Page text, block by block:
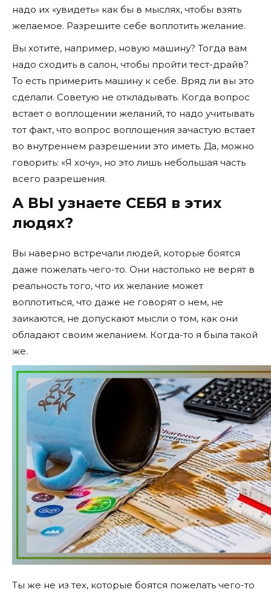
надо их «увидеть» как бы в мыслях, чтобы взять
желаемое. Разрешите себе воплотить желание.
Вы хотите, например, новую машину? Тогда вам
надо сходить в салон, чтобы пройти тест-драйв?
То есть примерить машину к себе. Вряд ли вы это
сделали. Советую не откладывать. Когда вопрос
встает о воплощении желаний, то надо учитывать
тот факт, что вопрос воплощения зачастую встает
во внутреннем разрешении это иметь. Да, можно
говорить: «Я хочу», но это лишь небольшая часть
всего разрешения.
А ВЫ узнаете СЕБЯ в этих
людях?
Вы наверно встречали людей, которые боятся
даже пожелать чего-то. Они настолько не верят в
реальность того, что их желание может
воплотиться, что даже не говорят о нем, не
заикаются, не допускают мысли о том, как они
обладают своим желанием. Когда-то я была такой
же.
Ты же не из тех, которые боятся пожелать чего-то